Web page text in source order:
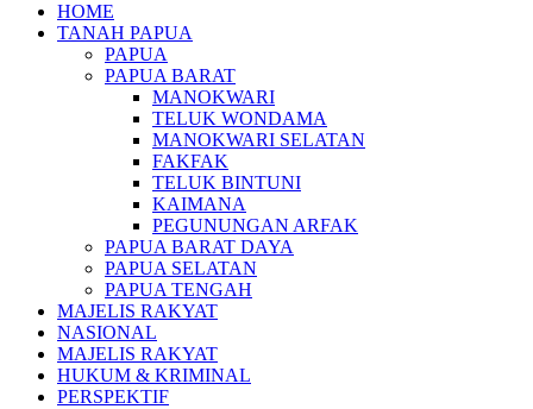
HOME
TANAH PAPUA
PAPUA
PAPUA BARAT
MANOKWARI
TELUK WONDAMA
MANOKWARI SELATAN
FAKFAK
TELUK BINTUNI
KAIMANA
PEGUNUNGAN ARFAK
PAPUA BARAT DAYA
PAPUA SELATAN
PAPUA TENGAH
MAJELIS RAKYAT
NASIONAL
MAJELIS RAKYAT
HUKUM & KRIMINAL
PERSPEKTIF